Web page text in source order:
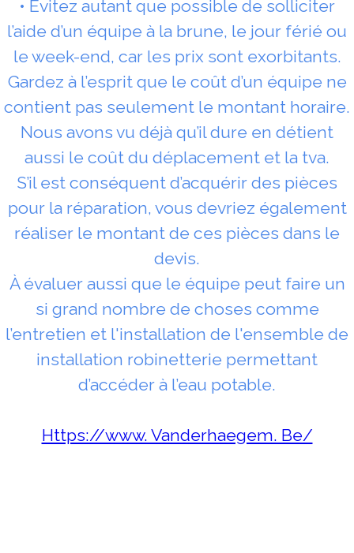
• Évitez autant que possible de solliciter
l’aide d’un équipe à la brune, le jour férié ou
le week-end, car les prix sont exorbitants.
Gardez à l’esprit que le coût d’un équipe ne
contient pas seulement le montant horaire.
Nous avons vu déjà qu’il dure en détient
aussi le coût du déplacement et la tva.
S’il est conséquent d’acquérir des pièces
pour la réparation, vous devriez également
réaliser le montant de ces pièces dans le
devis.
À évaluer aussi que le équipe peut faire un
si grand nombre de choses comme
l’entretien et l'installation de l'ensemble de
installation robinetterie permettant
d’accéder à l’eau potable.
Https://www. Vanderhaegem. Be/